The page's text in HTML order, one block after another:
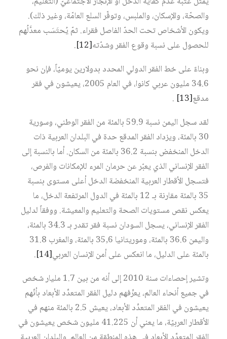
والصحّة، والإسكان، والملبس، وتوفّر السلع العامّة، وغير ذلك).
ويكون الأشخاص تحت الحدّ الفاصل فقراء. ثمّ يُحتَسَب معدَّلُهم
للحصول على نسبة وقوع الفقر وشدّته[12]
.
وبناءً على خط الفقر الدولي المحدد بدولارين يوميّاً، فإن نحو
34.6 مليون عربي كانوا، في العام 2005، يعيشون في فقر
مدقع[13]
.
لقد سجل اليمن نسبة 59.9 بالمئة من الفقر الوطني، وسورية
30 بالمئة، ويزداد الفقر المدقع حدة في البلدان العربية ذات
الدخل المنخفض بنسبة 36.2 بالمئة من السكان. أما بالنسبة إلى
الفقر الإنساني الذي يعبّر عن حرمان المرء للإمكانات والفرص،
فتسجل الأقطار العربية المنخفضة الدخل أعلى مستوى بنسبة
35 بالمئة مقارنة بـ 12 بالمئة في الدول المرتفعة الدخل، ما
يعكس نقص مستويات الصحة والتعليم والمعيشة. ووفقاً لدليل
الفقر الإنساني، يسجل السودان نسبة فقر تقدر بـ 34.3 بالمئة،
واليمن 36.6 بالمئة، وموريتانيا 35,6 بالمئة، والمغرب 31.8
بالمئة على الدليل، ما انعكس على أمن الإنسان العربي[14]
.
وتشير إحصاءات سنة 2010 إلى أنه من بين 1.7 مليار شخص
في جميع أنحاء العالم، يعرِّفهم دليل الفقر المتعدِّد الأبعاد بأنّهم
يعيشون في الفقر المتعدِّد الأبعاد، يعيش 2.5 بالمئة منهم في
الأقطار العربيّة، ما يعني أن 41.225 مليون شخص يعيشون في